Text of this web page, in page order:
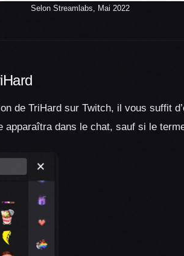
Selon Streamlabs, Mai 2022
de TriHard sur Twitch, il vous suffit
apparaîtra dans le chat, sauf si le